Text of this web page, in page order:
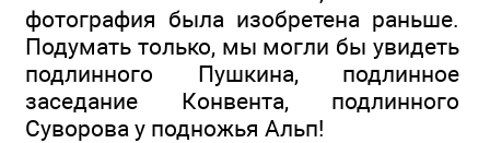
фотография была изобретена раньше.
Подумать только, мы могли бы увидеть
подлинного Пушкина, подлинное
заседание Конвента, подлинного
Суворова у подножья Альп!